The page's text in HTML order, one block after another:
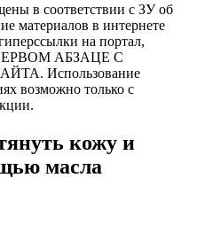
в соответствии с ЗУ об
материалов в интернете
на портал,
ПЕРВОМ АБЗАЦЕ С
Использование
возможно только с
кожу и
масла